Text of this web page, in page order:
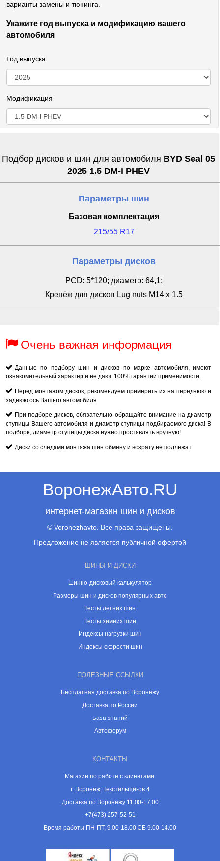
варианты замены и тюнинга.
Укажите год выпуска и модификацию вашего
автомобиля
Год выпуска
Модификация
Подбор дисков и шин для автомобиля BYD Seal 05
2025 1.5 DM-i PHEV
Параметры шин
Базовая комплектация
215/55 R17
Параметры дисков
PCD: 5*120; диаметр: 64,1;
Крепёж для дисков Lug nuts M14 x 1.5
Очень важная информация
Данные по подбору шин и дисков по марке автомобиля, имеют
ознакомительный характер и не дают 100% гарантии применимости.
Перед монтажом дисков, рекомендуем примерить их на переднюю и
заднюю ось Вашего автомобиля.
При подборе дисков, обязательно обращайте внимание на диаметр
ступицы Вашего автомобиля и диаметр ступицы подбираемого диска! В
подборе, диаметр ступицы диска нужно проставлять вручную!
Диски со следами монтажа шин обмену и возрату не подлежат.
ВоронежАвто.RU
интернет-магазин шин и дисков
© Voronezhavto. Все права защищены.
Предложение не является публичной офертой
ШИНЫ И ДИСКИ
Шинно-дисковый калькулятор
Размеры шин и дисков популярных авто
Тесты летних шин
Тесты зимних шин
Индексы нагрузки шин
Индексы скорости шин
ПОЛЕЗНЫЕ ССЫЛКИ
Бесплатная доставка по Воронежу
Доставка по России
База знаний
Автофорум
КОНТАКТЫ
Магазин по работе с клиентами:
г. Воронеж, Текстильщиков 4
Доставка по Воронежу 11.00-17.00
+7(473) 257-52-51
Время работы ПН-ПТ, 9.00-18.00 СБ 9.00-14.00